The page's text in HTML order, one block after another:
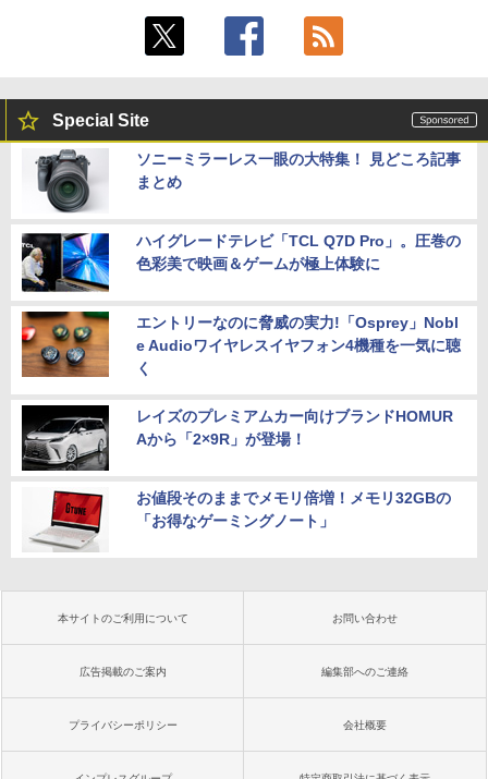
Special Site
ソニーミラーレス一眼の大特集！ 見どころ記事
まとめ
ハイグレードテレビ「TCL Q7D Pro」。圧巻の
色彩美で映画＆ゲームが極上体験に
エントリーなのに脅威の実力!「Osprey」Nobl
e Audioワイヤレスイヤフォン4機種を一気に聴
く
レイズのプレミアムカー向けブランドHOMUR
Aから「2×9R」が登場！
お値段そのままでメモリ倍増！メモリ32GBの
「お得なゲーミングノート」
本サイトのご利用について お問い合わせ
広告掲載のご案内 編集部へのご連絡
プライバシーポリシー 会社概要